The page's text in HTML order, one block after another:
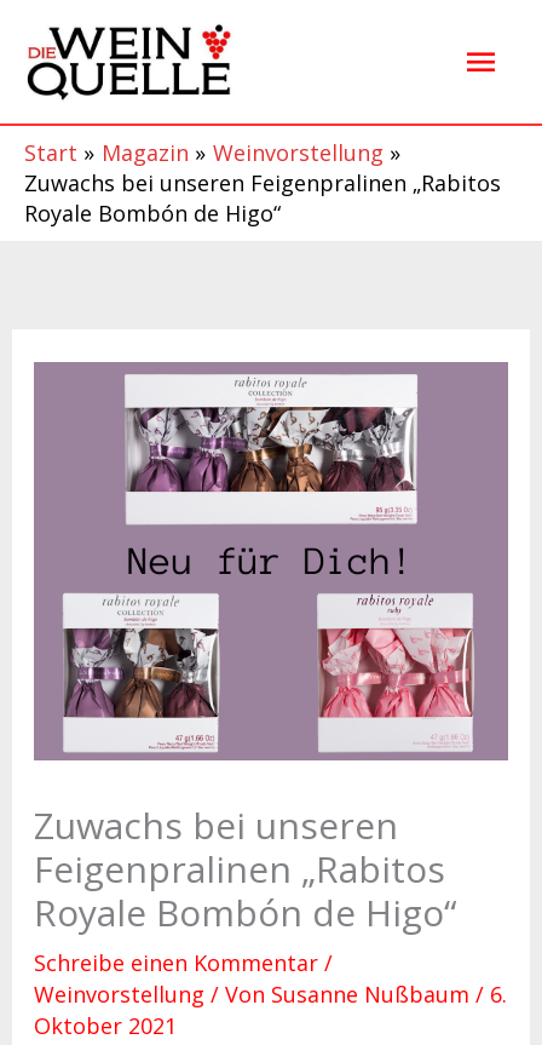
Inhalt
springen
Start Magazin
Weinvorstellung
Zuwachs bei unseren Feigenpralinen „Rabitos
Royale Bombón de Higo“
Zuwachs bei unseren
Feigenpralinen „Rabitos
Royale Bombón de Higo“
Schreibe einen Kommentar /
Weinvorstellung / Von Susanne Nußbaum / 6.
Oktober 2021